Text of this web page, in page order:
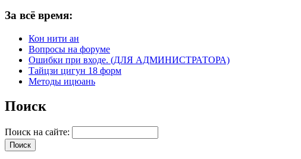
За всё время:
Кон нити ан
Вопросы на форуме
Ошибки при входе. (ДЛЯ АДМИНИСТРАТОРА)
Тайцзи цигун 18 форм
Методы ицюань
Поиск
Поиск на сайте: